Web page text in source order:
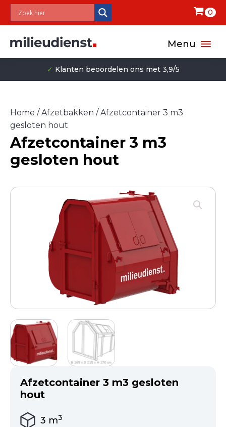
0
Menu
ons met 3,9/5
Home /Afzetbakken / Afzetcontainer 3 m3
gesloten hout
Afzetcontainer 3 m3
gesloten hout
Afzetcontainer 3 m3 gesloten
hout
3 m3